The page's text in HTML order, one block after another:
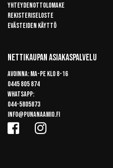
Yhteydenottolomake
Rekisteriseloste
Evästeiden käyttö
Nettikaupan Asiakaspalvelu
Avoinna: Ma-pe klo 8-16
0445 805 874
Whatsapp:
044-5805873
info@punanaamio.fi